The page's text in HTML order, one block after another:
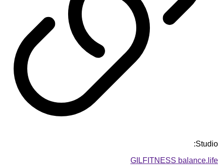
Studio:
GILFITNESS balance.life